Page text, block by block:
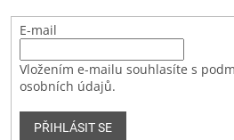
E-mail
Vložením e-mailu souhlasíte s
osobních údajů.
PŘIHLÁSIT SE